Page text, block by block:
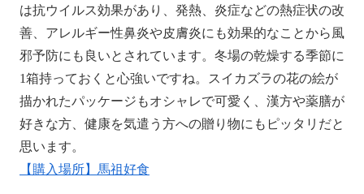
は抗ウイルス効果があり、発熱、炎症などの熱症状の改
善、アレルギー性鼻炎や皮膚炎にも効果的なことから風
邪予防にも良いとされています。冬場の乾燥する季節に
1箱持っておくと心強いですね。スイカズラの花の絵が
描かれたパッケージもオシャレで可愛く、漢方や薬膳が
好きな方、健康を気遣う方への贈り物にもピッタリだと
思います。
【購入場所】馬祖好食